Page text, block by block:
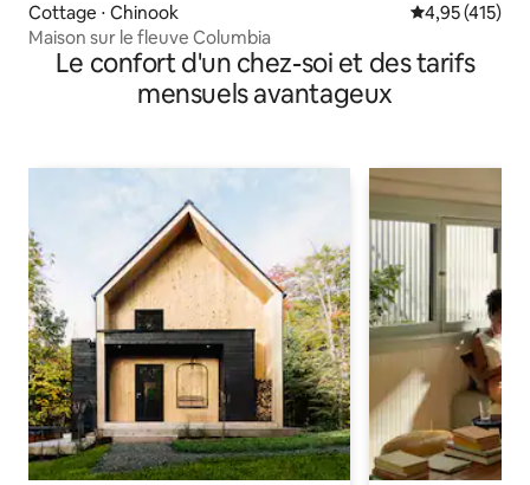
Cottage ⋅ Chinook Évaluation
4,95 (415)
Maison sur le fleuve Columbia
Le confort d'un chez-soi et des tarifs
mensuels avantageux